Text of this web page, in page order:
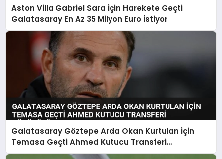
Aston Villa Gabriel Sara İçin Harekete Geçti
Galatasaray En Az 35 Milyon Euro İstiyor
Galatasaray Göztepe Arda Okan Kurtulan İçin
Temasa Geçti Ahmed Kutucu Transferi
Görüşülüyor